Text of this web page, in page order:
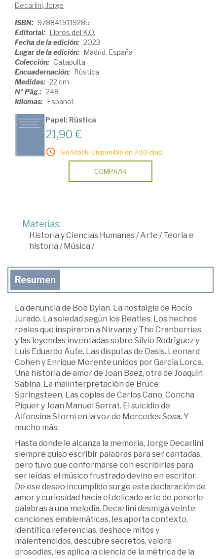
Decarlini, Jorge
ISBN: 9788419119285
Editorial: Libros del K.O.
Fecha de la edición: 2023
Lugar de la edición: Madrid. España
Colección: Catapulta
Encuadernación: Rústica
Medidas: 22 cm
Nº Pág.: 248
Idiomas: Español
Papel: Rústica
21,90 €
Sin Stock. Disponible en 7/10 días.
COMPRAR
Materias:
Historia y Ciencias Humanas /Arte /Teoría e
historia /Música /
Resumen
La denuncia de Bob Dylan. La nostalgia de Rocío
Jurado. La soledad según los Beatles. Los hechos
reales que inspiraron a Nirvana y The Cranberries
y las leyendas inventadas sobre Silvio Rodríguez y
Luis Eduardo Aute. Las disputas de Oasis. Leonard
Cohen y Enrique Morente unidos por García Lorca.
Una historia de amor de Joan Baez, otra de Joaquín
Sabina. La malinterpretación de Bruce
Springsteen. Las coplas de Carlos Cano, Concha
Piquer y Joan Manuel Serrat. El suicidio de
Alfonsina Storni en la voz de Mercedes Sosa. Y
mucho más.
Hasta donde le alcanza la memoria, Jorge Decarlini
siempre quiso escribir palabras para ser cantadas,
pero tuvo que conformarse con escribirlas para
ser leídas: el músico frustrado devino en escritor.
De ese deseo incumplido surge esta declaración de
amor y curiosidad hacia el delicado arte de ponerle
palabras a una melodía. Decarlini desmiga veinte
canciones emblemáticas, les aporta contexto,
identifica referencias, deshace mitos y
malentendidos, descubre secretos, valora
prosodias, les aplica la ciencia de la métrica de la